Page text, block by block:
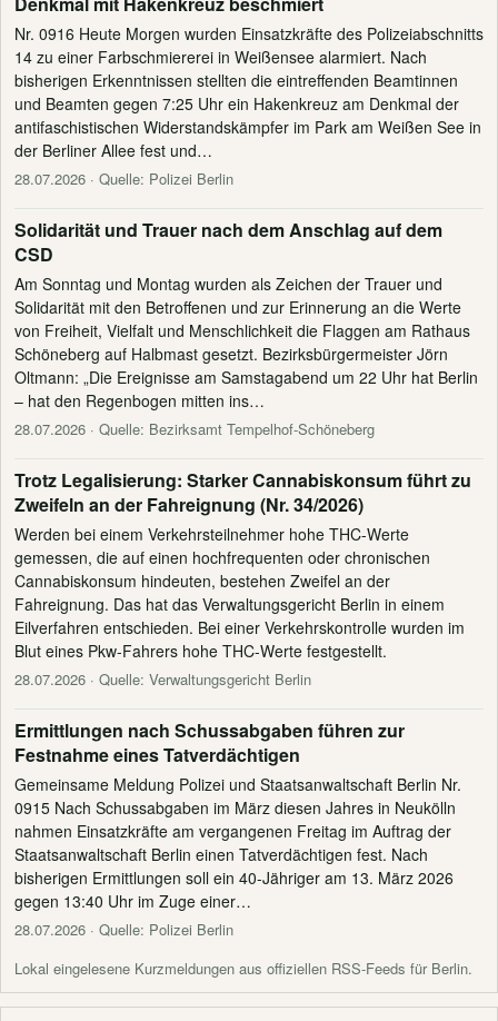
Nr. 0916 Heute Morgen wurden Einsatzkräfte des Polizeiabschnitts
14 zu einer Farbschmiererei in Weißensee alarmiert. Nach
bisherigen Erkenntnissen stellten die eintreffenden Beamtinnen
und Beamten gegen 7:25 Uhr ein Hakenkreuz am Denkmal der
antifaschistischen Widerstandskämpfer im Park am Weißen See in
der Berliner Allee fest und…
28.07.2026 · Quelle: Polizei Berlin
Solidarität und Trauer nach dem Anschlag auf dem
CSD
Am Sonntag und Montag wurden als Zeichen der Trauer und
Solidarität mit den Betroffenen und zur Erinnerung an die Werte
von Freiheit, Vielfalt und Menschlichkeit die Flaggen am Rathaus
Schöneberg auf Halbmast gesetzt. Bezirksbürgermeister Jörn
Oltmann: „Die Ereignisse am Samstagabend um 22 Uhr hat Berlin
– hat den Regenbogen mitten ins…
28.07.2026 · Quelle: Bezirksamt Tempelhof-Schöneberg
Trotz Legalisierung: Starker Cannabiskonsum führt zu
Zweifeln an der Fahreignung (Nr. 34/2026)
Werden bei einem Verkehrsteilnehmer hohe THC-Werte
gemessen, die auf einen hochfrequenten oder chronischen
Cannabiskonsum hindeuten, bestehen Zweifel an der
Fahreignung. Das hat das Verwaltungsgericht Berlin in einem
Eilverfahren entschieden. Bei einer Verkehrskontrolle wurden im
Blut eines Pkw-Fahrers hohe THC-Werte festgestellt.
28.07.2026 · Quelle: Verwaltungsgericht Berlin
Ermittlungen nach Schussabgaben führen zur
Festnahme eines Tatverdächtigen
Gemeinsame Meldung Polizei und Staatsanwaltschaft Berlin Nr.
0915 Nach Schussabgaben im März diesen Jahres in Neukölln
nahmen Einsatzkräfte am vergangenen Freitag im Auftrag der
Staatsanwaltschaft Berlin einen Tatverdächtigen fest. Nach
bisherigen Ermittlungen soll ein 40-Jähriger am 13. März 2026
gegen 13:40 Uhr im Zuge einer…
28.07.2026 · Quelle: Polizei Berlin
Lokal eingelesene Kurzmeldungen aus offiziellen RSS-Feeds für Berlin.